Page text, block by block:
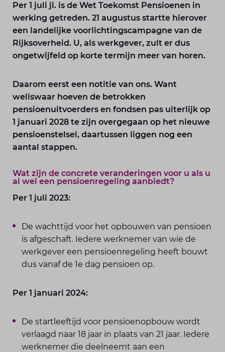
Per 1 juli jl. is de Wet Toekomst Pensioenen in
werking getreden. 21 augustus startte hierover
een landelijke voorlichtingscampagne van de
Rijksoverheid. U, als werkgever, zult er dus
ongetwijfeld op korte termijn meer van horen.
Daarom eerst een notitie van ons. Want
weliswaar hoeven de betrokken
pensioenuitvoerders en fondsen pas uiterlijk op
1 januari 2028 te zijn overgegaan op het nieuwe
pensioenstelsel, daartussen liggen nog een
aantal stappen.
Wat zijn de concrete veranderingen voor u als u
al wel een pensioenregeling aanbiedt?
Per 1 juli 2023:
De wachttijd voor het opbouwen van pensioen
is afgeschaft. Iedere werknemer van wie de
werkgever een pensioenregeling heeft bouwt
dus vanaf de 1e dag pensioen op.
Per 1 januari 2024:
De startleeftijd voor pensioenopbouw wordt
verlaagd naar 18 jaar in plaats van 21 jaar. Iedere
werknemer die deelneemt aan een